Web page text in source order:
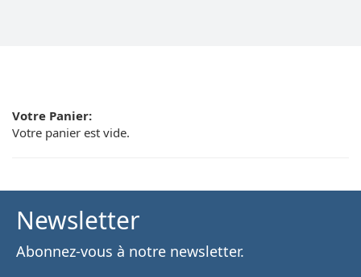
Votre Panier:
Votre panier est vide.
Newsletter
Abonnez-vous à notre newsletter.